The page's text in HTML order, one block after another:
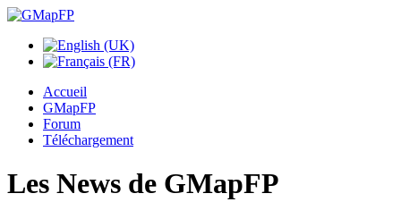
Accueil
GMapFP
Forum
Téléchargement
Les News de GMapFP